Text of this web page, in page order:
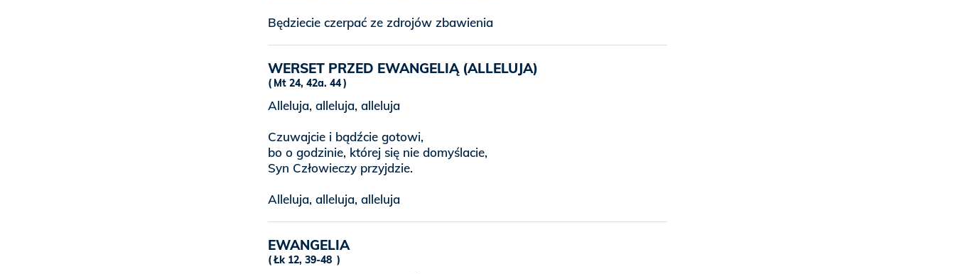
Będziecie czerpać ze zdrojów zbawienia
WERSET PRZED EWANGELIĄ (ALLELUJA)
Mt 24, 42a. 44
Alleluja, alleluja, alleluja
Czuwajcie i bądźcie gotowi,
bo o godzinie, której się nie domyślacie,
Syn Człowieczy przyjdzie.
Alleluja, alleluja, alleluja
EWANGELIA
Łk 12, 39-48